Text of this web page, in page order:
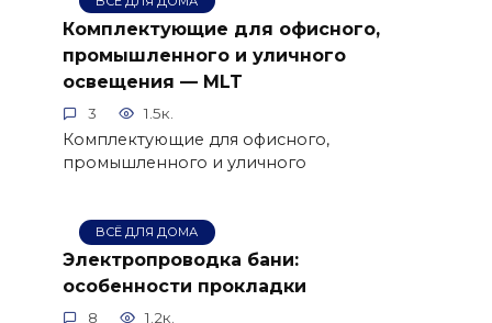
Комплектующие для офисного,
промышленного и уличного
освещения — MLT
3 1.5к.
Комплектующие для офисного,
промышленного и уличного
ВСЁ ДЛЯ ДОМА
Электропроводка бани:
особенности прокладки
8 1.2к.